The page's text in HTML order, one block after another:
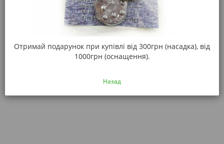
Отримай подарунок при купівлі від 300грн (насадка), від
1000грн (оснащення).
Назад